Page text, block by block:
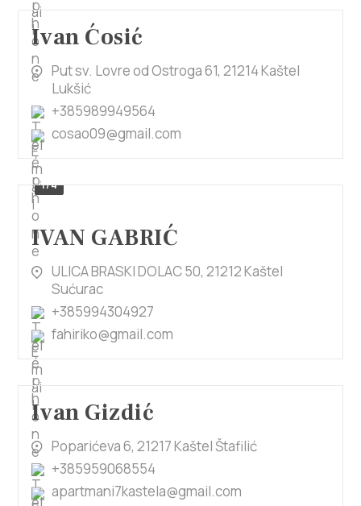
Ivan Ćosić
Put sv. Lovre od Ostroga 61, 21214 Kaštel
Lukšić
+385989949564
cosao09@gmail.com
1/4
IVAN GABRIĆ
ULICA BRASKI DOLAC 50, 21212 Kaštel
Sućurac
+385994304927
fahiriko@gmail.com
Ivan Gizdić
Poparićeva 6, 21217 Kaštel Štafilić
+385959068554
apartmani7kastela@gmail.com